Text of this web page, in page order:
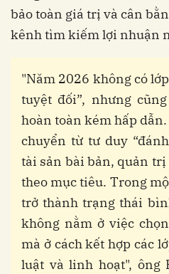
bảo toàn giá trị và cân
kênh tìm kiếm lợi nhuận
"Năm 2026 không có
tuyệt đối”, nhưng
hoàn toàn kém hấp
chuyển từ tư duy
tài sản bài bản, quản
theo mục tiêu. Trong
trở thành trạng thái
không nằm ở việc
mà ở cách kết hợp các
luật và linh hoạt", ông